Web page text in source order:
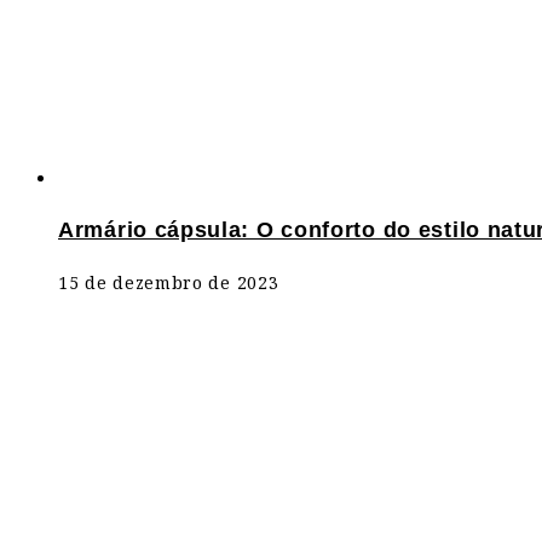
Armário cápsula: O conforto do estilo
15 de dezembro de 2023